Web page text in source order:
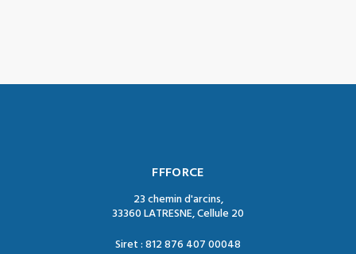
FFFORCE
23 chemin d'arcins,
33360 LATRESNE, Cellule 20
Siret : 812 876 407 00048